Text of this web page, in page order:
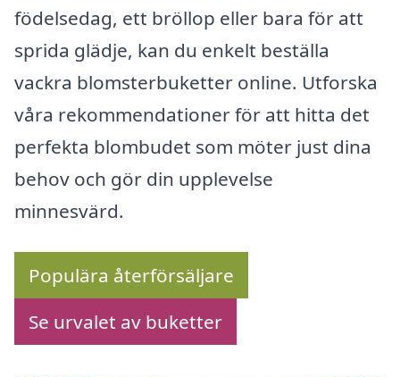
födelsedag, ett bröllop eller bara för att
sprida glädje, kan du enkelt beställa
vackra blomsterbuketter online. Utforska
våra rekommendationer för att hitta det
perfekta blombudet som möter just dina
behov och gör din upplevelse
minnesvärd.
Populära återförsäljare
Se urvalet av buketter